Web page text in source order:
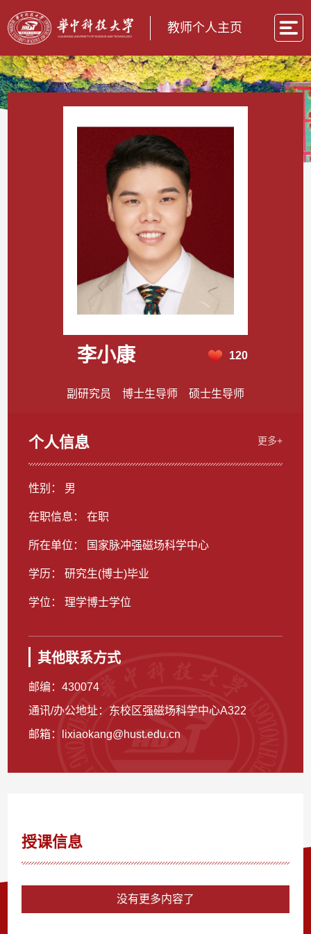
教师个人主页
李小康 120
副研究员 博士生导师 硕士生导师
个人信息 更多+
性别： 男
在职信息： 在职
所在单位： 国家脉冲强磁场科学中心
学历： 研究生(博士)毕业
学位： 理学博士学位
其他联系方式
邮编：430074
通讯/办公地址： 东校区强磁场科学中心A322
邮箱：
lixiaokang@hust.edu.cn
授课信息
没有更多内容了